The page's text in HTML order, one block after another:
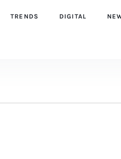
TRENDS DIGITAL